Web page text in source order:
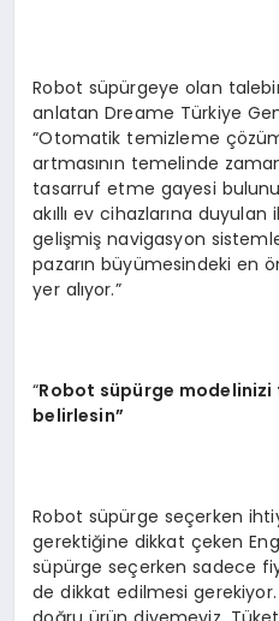
Robot süpürgeye olan
anlatan Dreame Türkiye
“Otomatik temizleme
artmasının temelinde
tasarruf etme gayesi
akıllı ev cihazlarına
gelişmiş navigasyon
pazarın büyümesindeki en
yer alıyor.”
“Robot süpürge modelinizi
belirlesin”
Robot süpürge seçerken
gerektiğine dikkat çeken
süpürge seçerken sadece
de dikkat edilmesi